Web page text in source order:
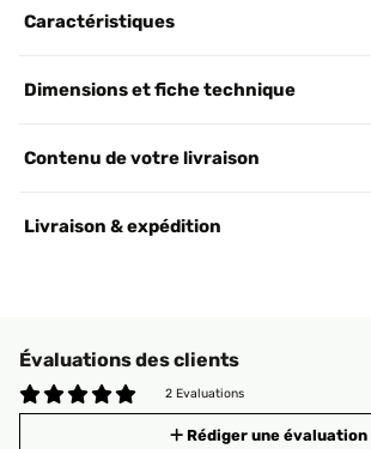
Caractéristiques
Dimensions et fiche technique
Contenu de votre livraison
Livraison & expédition
Évaluations des clients
2 Evaluations
Rédiger une évaluation